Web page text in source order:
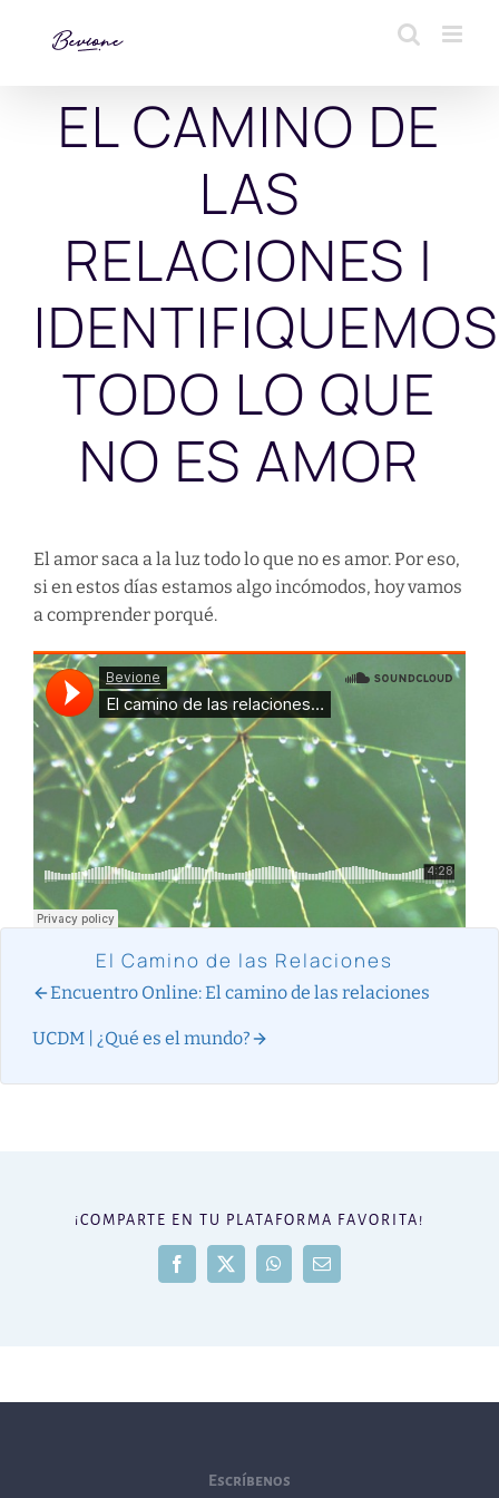
EL CAMINO DE
LAS
RELACIONES |
IDENTIFIQUEMOS
TODO LO QUE
NO ES AMOR
El amor saca a la luz todo lo que no es amor. Por eso,
si en estos días estamos algo incómodos, hoy vamos
a comprender porqué.
El Camino de las Relaciones
Encuentro Online: El camino de las relaciones
UCDM | ¿Qué es el mundo?
¡COMPARTE EN TU PLATAFORMA FAVORITA!
Facebook
X WhatsAppCorreo
Escríbenos